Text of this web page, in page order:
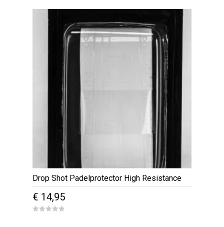
Drop Shot Padelprotector High Resistance
€ 14,95